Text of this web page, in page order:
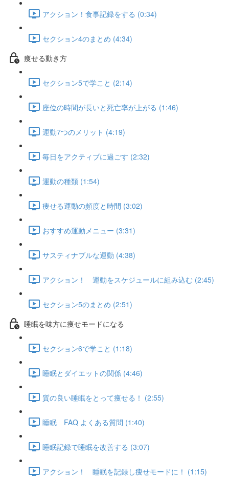
アクション！食事記録をする (0:34)
セクション4のまとめ (4:34)
痩せる動き方
セクション5で学こと (2:14)
座位の時間が長いと死亡率が上がる (1:46)
運動7つのメリット (4:19)
毎日をアクティブに過ごす (2:32)
運動の種類 (1:54)
痩せる運動の頻度と時間 (3:02)
おすすめ運動メニュー (3:31)
サスティナブルな運動 (4:38)
アクション！ 運動をスケジュールに組み込む (2:45)
セクション5のまとめ (2:51)
睡眠を味方に痩せモードになる
セクション6で学こと (1:18)
睡眠とダイエットの関係 (4:46)
質の良い睡眠をとって痩せる！ (2:55)
睡眠 FAQ よくある質問 (1:40)
睡眠記録で睡眠を改善する (3:07)
アクション！ 睡眠を記録し痩せモードに！ (1:15)